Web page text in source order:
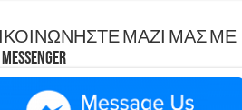
ΜΑΖΙ ΜΑΣ ΜΕ